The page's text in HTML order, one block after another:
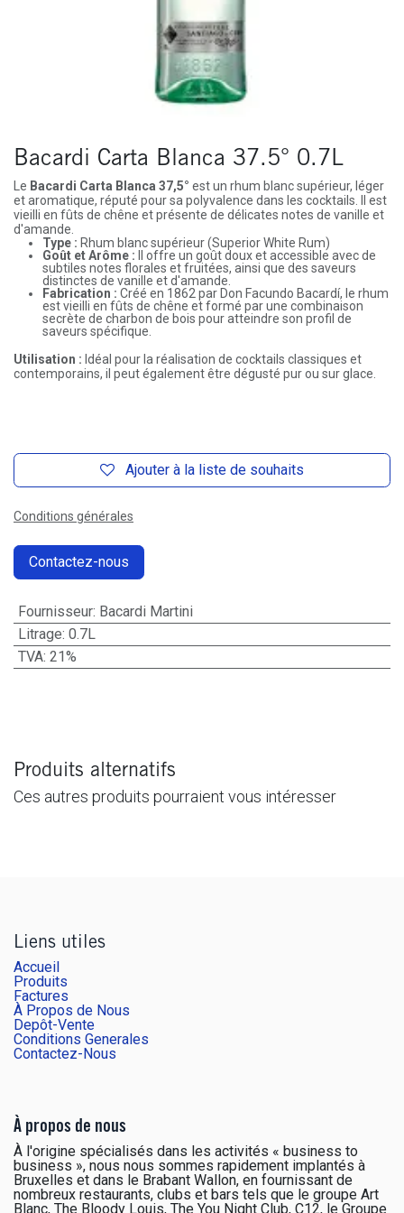
Bacardi Carta Blanca 37.5° 0.7L
Le Bacardi Carta Blanca 37,5° est un rhum blanc supérieur, léger
et aromatique, réputé pour sa polyvalence dans les cocktails. Il est
vieilli en fûts de chêne et présente de délicates notes de vanille et
d'amande.
Type : Rhum blanc supérieur (Superior White Rum)
Goût et Arôme : Il offre un goût doux et accessible avec de
subtiles notes florales et fruitées, ainsi que des saveurs
distinctes de vanille et d'amande.
Fabrication : Créé en 1862 par Don Facundo Bacardí, le rhum
est vieilli en fûts de chêne et formé par une combinaison
secrète de charbon de bois pour atteindre son profil de
saveurs spécifique.
Utilisation : Idéal pour la réalisation de cocktails classiques et
contemporains, il peut également être dégusté pur ou sur glace.
Ajouter à la liste de souhaits
Conditions générales
Contactez-nous
Fournisseur: Bacardi Martini
Litrage: 0.7L
TVA: 21%
Produits alternatifs
Ces autres produits pourraient vous intéresser
Liens utiles
Accueil
Produits
Factures
À Propos de Nous
Depôt-Vente
Conditions Generales
Contactez-Nous
À propos de nous
À l'origine spécialisés dans les activités « business to
business », nous nous sommes rapidement implantés à
Bruxelles et dans le Brabant Wallon, en fournissant de
nombreux restaurants, clubs et bars tels que le groupe Art
Blanc, The Bloody Louis, The You Night Club, C12, le Groupe